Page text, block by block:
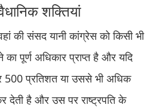
शक्तियां
की संसद यानी कांग्रेस को किसी भी
पूर्ण अधिकार प्राप्त है और यदि
500 प्रतिशत या उससे भी अधिक
देती है और उस पर राष्ट्रपति के